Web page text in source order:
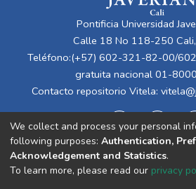
Pontificia Universidad
Calle 18 No 118-250
Teléfono:(+57) 602-321-82-00/
gratuita nacional 01-
Contacto repositorio Vitela:
We collect and process your personal
following purposes: Authentication,
Acknowledgement and Statistics.
To learn more, please read our privacy